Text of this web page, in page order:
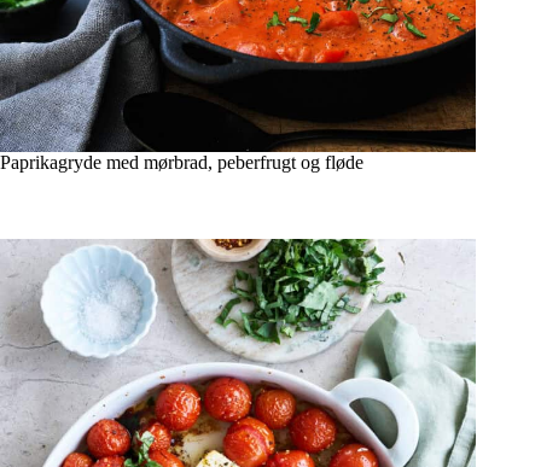
Paprikagryde med mørbrad, peberfrugt og fløde